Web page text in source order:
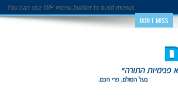
You can use WP menu builder to build menus
DON'T MISS